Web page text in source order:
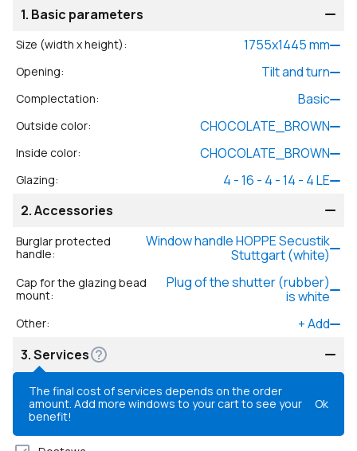
1. Basic parameters
Size (width x height): 1755x1445mm
Opening: Tilt and turn
Complectation: Basic
Outside color: CHOCOLATE_BROWN
Inside color: CHOCOLATE_BROWN
Glazing:
4 - 16 - 4 - 14 - 4 LE
2.Accessories
Burglar protected
handle:
Window handle HOPPE Secustik
Stuttgart (white)
Cap for the glazing bead
mount:
Plug of the shutter (rubber)
is white
Other: +Add
3.Services
The final cost of services depends on the order
amount. Add more windows to your cart to see your
benefit!
Ok